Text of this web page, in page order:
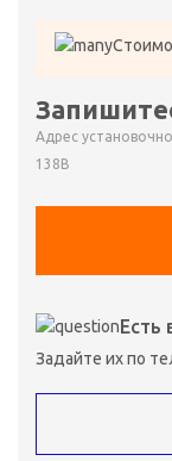
Адрес
138В
Есть
Задайте их по